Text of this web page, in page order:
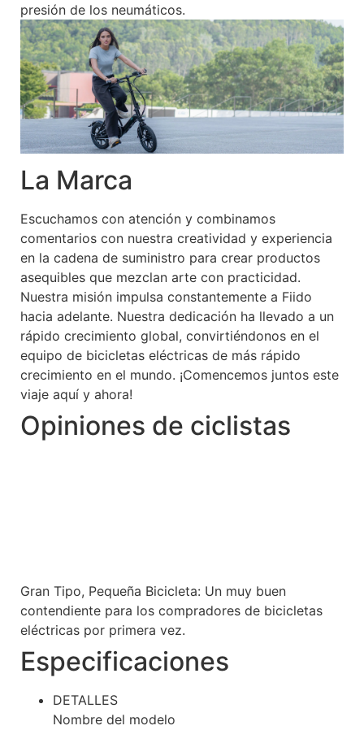
presión de los neumáticos.
La Marca
Escuchamos con atención y combinamos
comentarios con nuestra creatividad y experiencia
en la cadena de suministro para crear productos
asequibles que mezclan arte con practicidad.
Nuestra misión impulsa constantemente a Fiido
hacia adelante. Nuestra dedicación ha llevado a un
rápido crecimiento global, convirtiéndonos en el
equipo de bicicletas eléctricas de más rápido
crecimiento en el mundo. ¡Comencemos juntos este
viaje aquí y ahora!
Opiniones de ciclistas
Gran Tipo, Pequeña Bicicleta: Un muy buen
contendiente para los compradores de bicicletas
eléctricas por primera vez.
Especificaciones
DETALLES
Nombre del modelo